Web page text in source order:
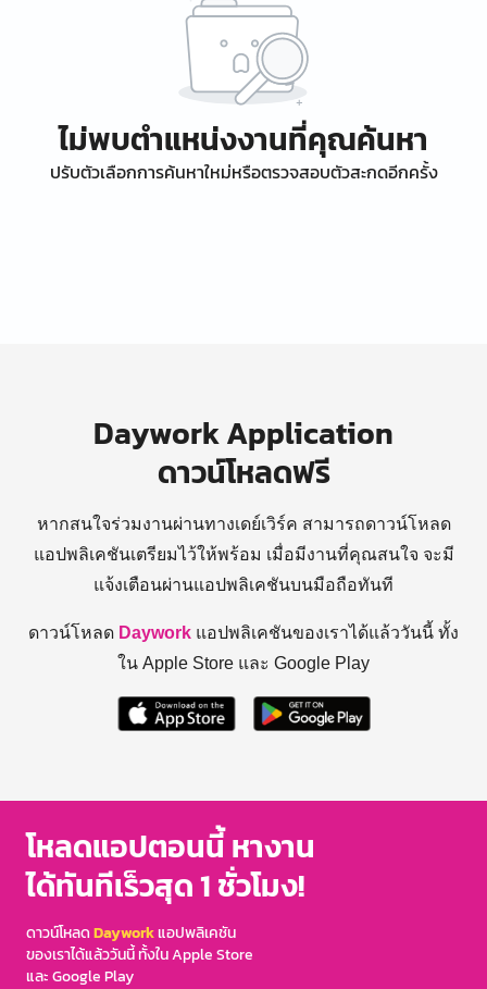
ไม่พบตำแหน่งงานที่คุณค้นหา
ปรับตัวเลือกการค้นหาใหม่หรือตรวจสอบตัวสะกดอีกครั้ง
Daywork Application
ดาวน์โหลดฟรี
หากสนใจร่วมงานผ่านทางเดย์เวิร์ค สามารถดาวน์โหลด
แอปพลิเคชันเตรียมไว้ให้พร้อม เมื่อมีงานที่คุณสนใจ จะมี
แจ้งเตือนผ่านแอปพลิเคชันบนมือถือทันที
ดาวน์โหลด Daywork แอปพลิเคชันของเราได้แล้ววันนี้ ทั้ง
ใน Apple Store และ Google Play
โหลดแอปตอนนี้ หางาน
ได้ทันทีเร็วสุด 1 ชั่วโมง!
ดาวน์โหลดDayworkแอปพลิเคชัน
ของเราได้แล้ววันนี้ ทั้งใน Apple Store
และ Google Play